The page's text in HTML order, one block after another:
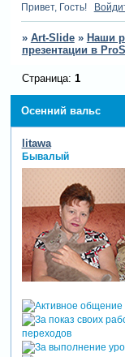
Привет, Гость!
» Art-Slide » Наши
презентации в
Осенний вальс
Страница: 1
litawa
Бывалый